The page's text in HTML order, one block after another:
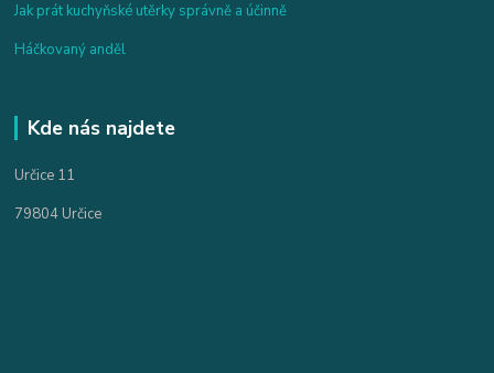
Jak prát kuchyňské utěrky správně a účinně
Háčkovaný anděl
Kde nás najdete
Určice 11
79804 Určice